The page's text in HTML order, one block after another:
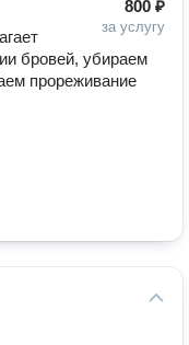
800 ₽
за услугу
бровей, убираем
прореживание